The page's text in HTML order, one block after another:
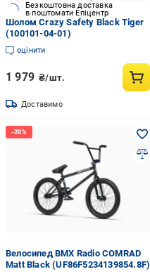
Безкоштовна доставка
в поштомати Епіцентр
Шолом Crazy Safety Black Tiger
(100101-04-01)
оцінити
1 979 ₴/шт.
Доставимо
Велосипед BMX Radio COMRAD
Matt Black (UF86F5234139854.8F)